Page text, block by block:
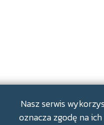
Nasz serwis
oznacza zgodę na